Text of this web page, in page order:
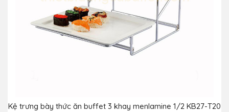
Kệ trưng bày thức ăn buffet 3 khay menlamine 1/2 KB27-T20